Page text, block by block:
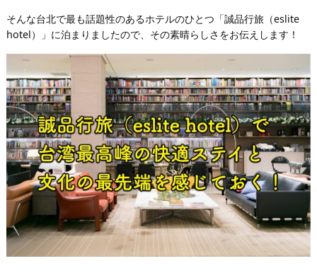
そんな台北で最も話題性のあるホテルのひとつ「誠品行旅（eslite
hotel）」に泊まりましたので、その素晴らしさをお伝えします！